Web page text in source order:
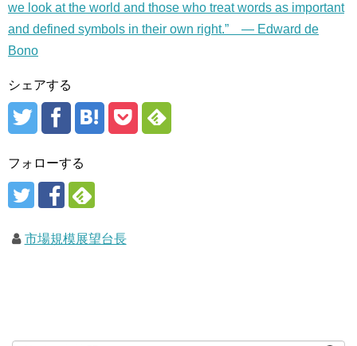
we look at the world and those who treat words as important
and defined symbols in their own right.” — Edward de
Bono
シェアする
フォローする
市場規模展望台長